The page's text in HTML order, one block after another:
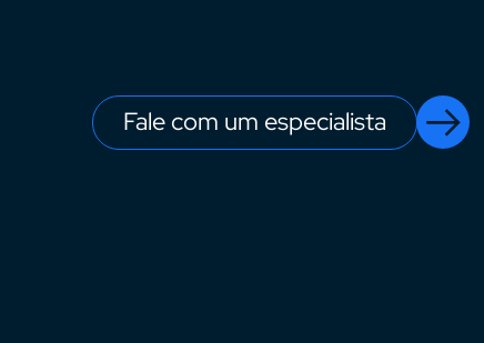
Fale com um especialista